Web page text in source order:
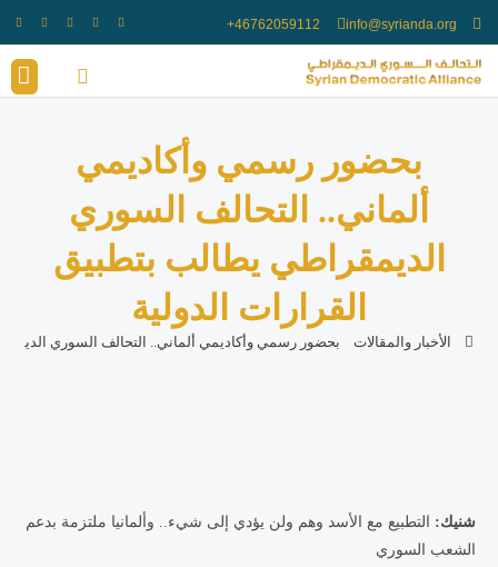
info@syrianda.org
بحضور رسمي وأكاديمي
ألماني.. التحالف السوري
الديمقراطي يطالب بتطبيق
القرارات الدولية
الأخبار والمقالات بحضور رسمي وأكاديمي ألماني.. التحالف السوري
شنيك: التطبيع مع الأسد وهم ولن يؤدي إلى شيء.. وألمانيا ملتزمة بدعم
الشعب السوري